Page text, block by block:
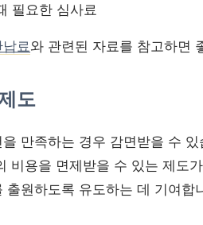
필요한 심사료
료와 관련된 자료를 참고하면
도
만족하는 경우 감면받을 수
비용을 면제받을 수 있는 제도
출원하도록 유도하는 데 기여합